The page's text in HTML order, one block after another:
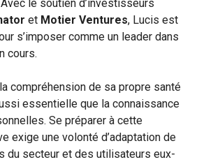
le soutien d’investisseurs
et Motier Ventures, Lucis est
s’imposer comme un leader dans
cours.
compréhension de sa propre santé
essentielle que la connaissance
Se préparer à cette
exige une volonté d’adaptation de
du secteur et des utilisateurs eux-